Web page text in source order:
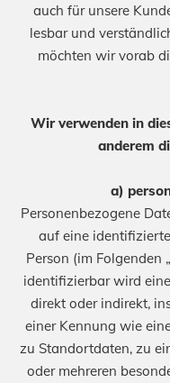
auch für unsere
lesbar und
möchten wir vorab
Wir verwenden in
anderem
a)
Personenbezogene
auf eine
Person (im Folgenden
identifizierbar wird
direkt oder indirekt,
einer Kennung wie
zu Standortdaten, zu
oder mehreren